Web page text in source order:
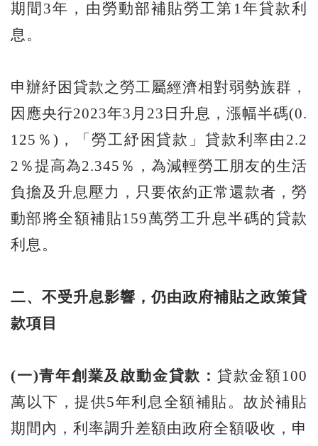
期間3年，由勞動部補貼勞工第1年貸款利
息。
申辦紓困貸款之勞工屬經濟相對弱勢族群，
因應央行2023年3月23日升息，漲幅半碼(0.
125％)，「勞工紓困貸款」貸款利率由2.2
2％提高為2.345％，為減輕勞工朋友的生活
負擔及升息壓力，只要依約正常還款者，勞
動部將全額補貼159萬勞工升息半碼的貸款
利息。
二、不受升息影響，仍由政府補貼之政策貸
款項目
(一)青年創業及啟動金貸款： 貸款金額100
萬以下，提供5年利息全額補貼。故於補貼
期間內，利率調升差額由政府全額吸收，申